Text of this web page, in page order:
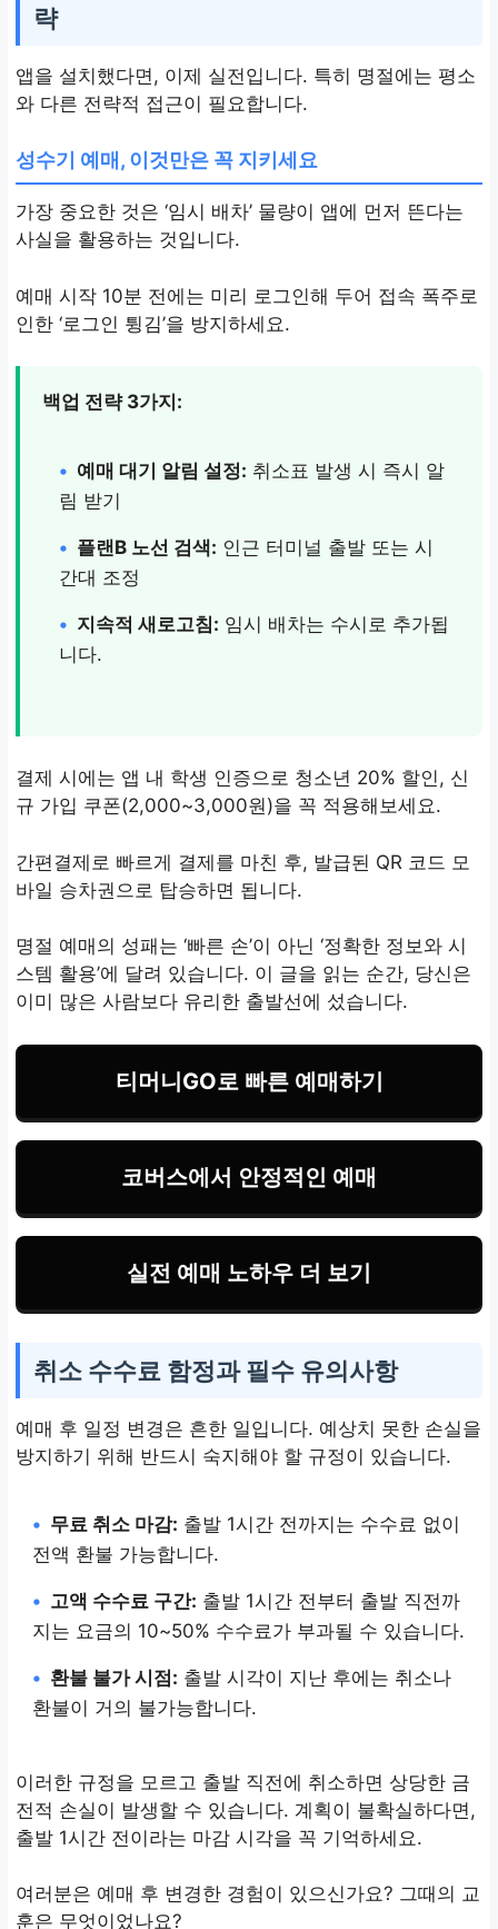
자체 마일리지, 카드사 연
략
앱을 설치했다면, 이제 실전입니다. 특히 명절에는 평소
와 다른 전략적 접근이 필요합니다.
성수기 예매, 이것만은 꼭 지키세요
가장 중요한 것은 ‘임시 배차’ 물량이 앱에 먼저 뜬다는
사실을 활용하는 것입니다.
예매 시작 10분 전에는 미리 로그인해 두어 접속 폭주로
인한 ‘로그인 튕김’을 방지하세요.
백업 전략 3가지:
• 예매 대기 알림 설정: 취소표 발생 시 즉시 알
림 받기
• 플랜B 노선 검색: 인근 터미널 출발 또는 시
간대 조정
• 지속적 새로고침: 임시 배차는 수시로 추가됩
니다.
결제 시에는 앱 내 학생 인증으로 청소년 20% 할인, 신
규 가입 쿠폰(2,000~3,000원)을 꼭 적용해보세요.
간편결제로 빠르게 결제를 마친 후, 발급된 QR 코드 모
바일 승차권으로 탑승하면 됩니다.
명절 예매의 성패는 ‘빠른 손’이 아닌 ‘정확한 정보와 시
스템 활용’에 달려 있습니다. 이 글을 읽는 순간, 당신은
이미 많은 사람보다 유리한 출발선에 섰습니다.
티머니GO로 빠른 예매하기
코버스에서 안정적인 예매
실전 예매 노하우 더 보기
취소 수수료 함정과 필수 유의사항
예매 후 일정 변경은 흔한 일입니다. 예상치 못한 손실을
방지하기 위해 반드시 숙지해야 할 규정이 있습니다.
• 무료 취소 마감: 출발 1시간 전까지는 수수료 없이
전액 환불 가능합니다.
• 고액 수수료 구간: 출발 1시간 전부터 출발 직전까
지는 요금의 10~50% 수수료가 부과될 수 있습니다.
• 환불 불가 시점: 출발 시각이 지난 후에는 취소나
환불이 거의 불가능합니다.
이러한 규정을 모르고 출발 직전에 취소하면 상당한 금
전적 손실이 발생할 수 있습니다. 계획이 불확실하다면,
출발 1시간 전이라는 마감 시각을 꼭 기억하세요.
여러분은 예매 후 변경한 경험이 있으신가요? 그때의 교
훈은 무엇이었나요?